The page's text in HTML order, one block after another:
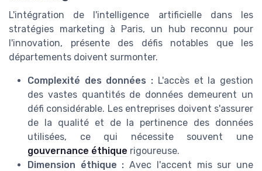
L'intégration de l'intelligence artificielle dans les
stratégies marketing à Paris, un hub reconnu pour
l'innovation, présente des défis notables que les
départements doivent surmonter.
Complexité des données : L'accès et la gestion
des vastes quantités de données demeurent un
défi considérable. Les entreprises doivent s'assurer
de la qualité et de la pertinence des données
utilisées, ce qui nécessite souvent une
gouvernance éthique rigoureuse.
Dimension éthique : Avec l'accent mis sur une